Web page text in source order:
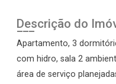
Descrição do
Apartamento, 3
com hidro, sala 2
área de serviço